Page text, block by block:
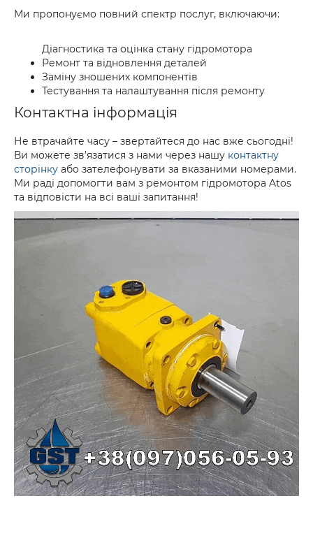
Ми пропонуємо повний спектр послуг, включаючи:
Діагностика та оцінка стану гідромотора
Ремонт та відновлення деталей
Заміну зношених компонентів
Тестування та налаштування після ремонту
Контактна інформація
Не втрачайте часу – звертайтеся до нас вже сьогодні!
Ви можете зв’язатися з нами через нашу контактну
сторінку або зателефонувати за вказаними номерами.
Ми раді допомогти вам з ремонтом гідромотора Atos
та відповісти на всі ваші запитання!